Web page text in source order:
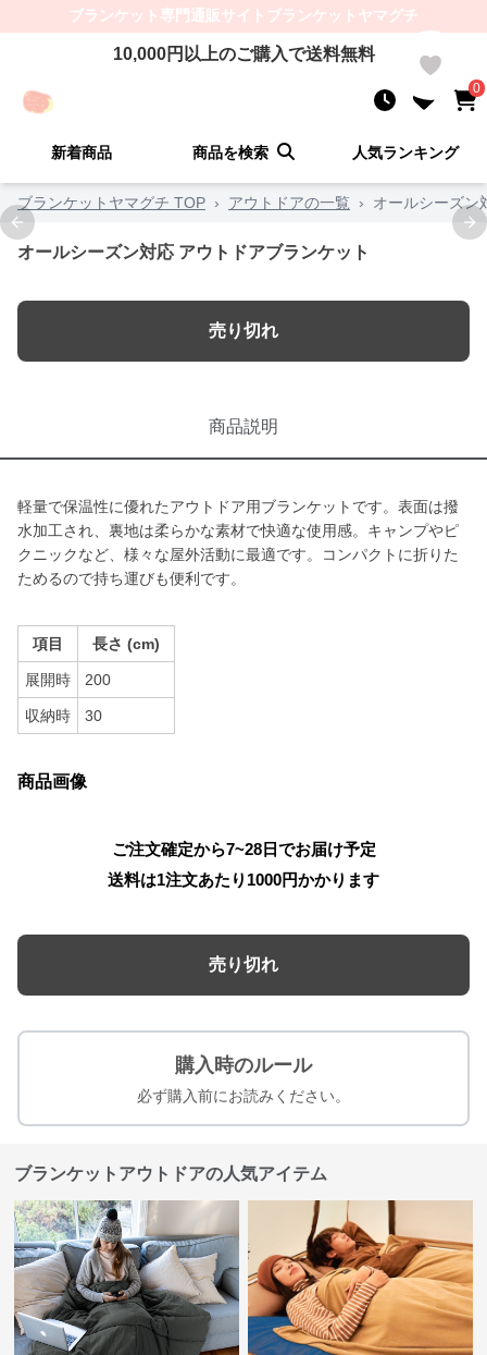
ブランケット 専門通販サイト ブランケットヤマグチ
10,000円以上のご購入で送料無料
0
新着商品 商品を検索 人気ランキング
ブランケットヤマグチ TOP › アウトドアの一覧 ›
オールシーズン
Previous slide
オールシーズン対応 アウトドアブランケット
売り切れ
商品説明
軽量で保温性に優れたアウトドア用ブランケットです。表面は撥
水加工され、裏地は柔らかな素材で快適な使用感。キャンプやピ
クニックなど、様々な屋外活動に最適です。コンパクトに折りた
ためるので持ち運びも便利です。
項目 長さ (cm)
展開時 200
収納時 30
商品画像
ご注文確定から7~28日でお届け予定
送料は1注文あたり 1000円かかります
売り切れ
購入時のルール
必ず購入前にお読みください。
ブランケットアウトドアの人気アイテム